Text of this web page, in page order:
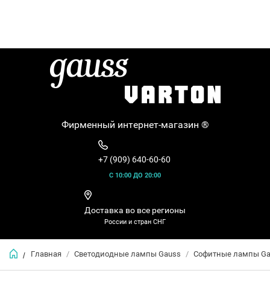
Фирменный интернет-магазин ®
+7 (909) 640-60-60
С 10:00 ДО 20:00
Доставка во все регионы
России и стран СНГ
/ Главная / Светодиодные лампы Gauss / Софитные лампы